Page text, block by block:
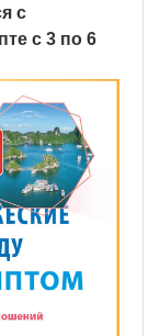
с
с 3 по 6